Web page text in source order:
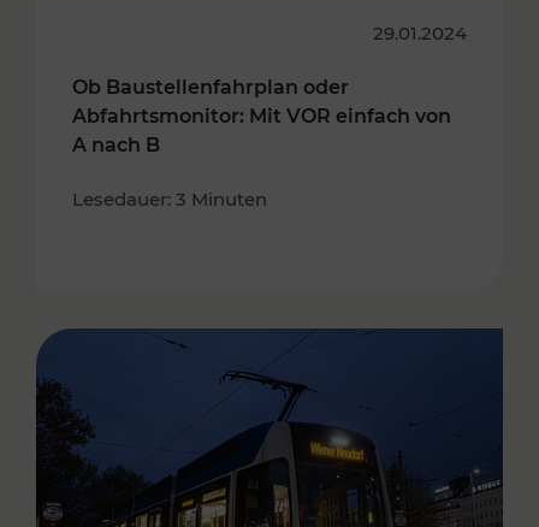
29.01.2024
Ob Baustellenfahrplan oder
Abfahrtsmonitor: Mit VOR einfach von
A nach B
Lesedauer: 3 Minuten